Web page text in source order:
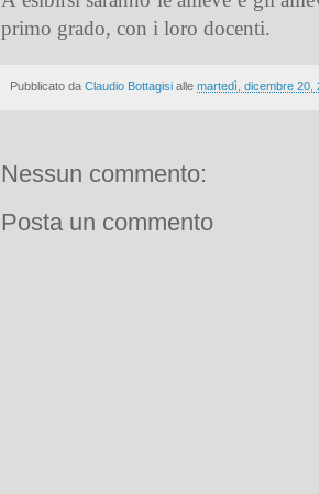
primo grado, con i loro docenti.
Pubblicato da Claudio Bottagisi alle martedì, dicembre 20,
Nessun commento:
Posta un commento